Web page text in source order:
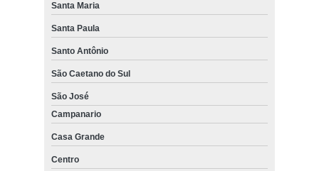
Santa Maria
Santa Paula
Santo Antônio
São Caetano do Sul
São José
Campanario
Casa Grande
Centro